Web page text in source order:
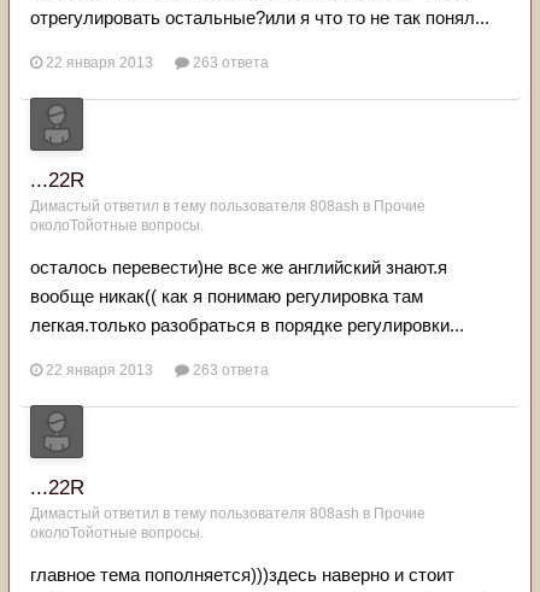
отрегулировать остальные?или я что то не так понял...
22 января 2013 263 ответа
...22R
Димастый ответил в тему пользователя 808ash в Прочие
околоТойотные вопросы.
осталось перевести)не все же английский знают.я
вообще никак(( как я понимаю регулировка там
легкая.только разобраться в порядке регулировки...
22 января 2013 263 ответа
...22R
Димастый ответил в тему пользователя 808ash в Прочие
околоТойотные вопросы.
главное тема пополняется)))здесь наверно и стоит